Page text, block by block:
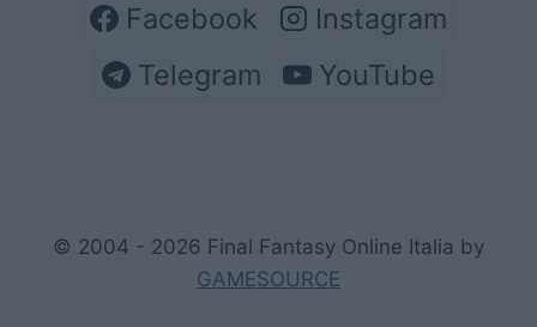
Facebook
Instagram
Telegram
YouTube
© 2004 - 2026 Final Fantasy Online Italia by
GAMESOURCE